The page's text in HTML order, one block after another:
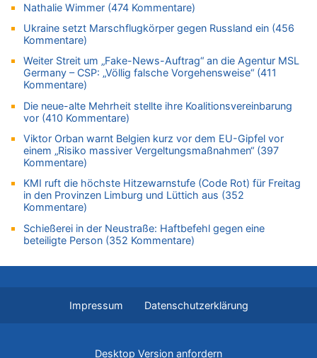
Zweite Hitzewelle in diesem Sommer ist jetzt amtlich
06.08.2026 - 11:42 von Willi Müller zu
Eschweiler: 16-Jähriger soll seine Oma ermordet haben
06.08.2026 - 11:35 von ne Hondsjong zu
Zweite Hitzewelle in diesem Sommer ist jetzt amtlich
06.08.2026 - 11:11 von Dax zu
Wie kam es zur Ceuta-Krise?
06.08.2026 - 10:39 von Mungo zu
Wasserstand des Rheins in NRW so niedrig wie noch nie
06.08.2026 - 10:34 von Ostbelgien Direkt zu
Tessa Wullaert knackt die 100-Tore-Marke für die Red Flames
06.08.2026 - 10:20 von Dax zu
06.08.2026 - 10:18 von Dax zu
06.08.2026 - 10:16 von Dax zu
Zweite Hitzewelle in diesem Sommer ist jetzt amtlich
Nathalie Wimmer (474 Kommentare)
Ukraine setzt Marschflugkörper gegen Russland ein (456
Kommentare)
Weiter Streit um „Fake-News-Auftrag“ an die Agentur MSL
Germany – CSP: „Völlig falsche Vorgehensweise“ (411
Kommentare)
Die neue-alte Mehrheit stellte ihre Koalitionsvereinbarung
vor (410 Kommentare)
Viktor Orban warnt Belgien kurz vor dem EU-Gipfel vor
einem „Risiko massiver Vergeltungsmaßnahmen“ (397
Kommentare)
KMI ruft die höchste Hitzewarnstufe (Code Rot) für Freitag
in den Provinzen Limburg und Lüttich aus (352
Kommentare)
Schießerei in der Neustraße: Haftbefehl gegen eine
beteiligte Person (352 Kommentare)
Impressum Datenschutzerklärung
Desktop Version anfordern